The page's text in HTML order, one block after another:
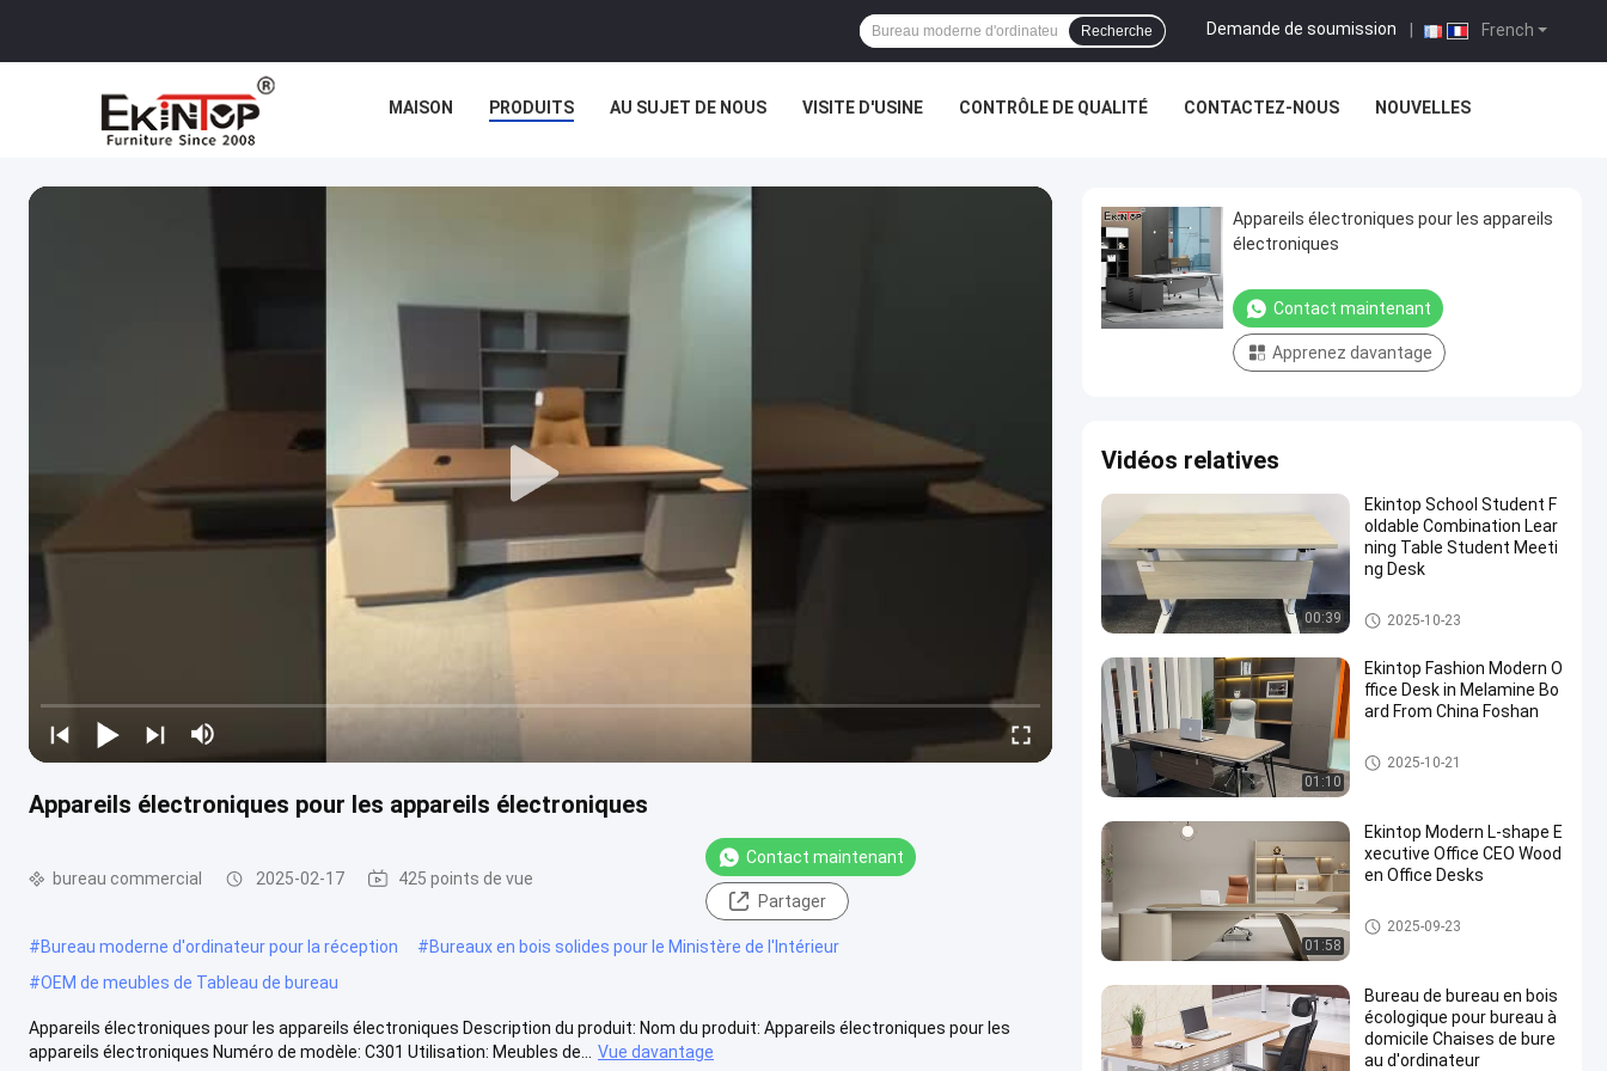
French
Demande de soumission
Recherche
MAISON PRODUITS AU SUJET DE NOUS VISITE D'USINE CONTRÔLE DE QUALITÉ CONTACTEZ-NOUS NOUVELLES
Appareils électroniques pour les appareils électroniques
bureau commercial 2025-02-17 425 points de vue
Contact maintenant
Partager
#Bureau moderne d'ordinateur pour la réception #Bureaux en bois solides pour le Ministère de l'Intérieur
#OEM de meubles de Tableau de bureau
Appareils électroniques pour les appareils électroniques Description du produit: Nom du produit: Appareils électroniques pour les
appareils électroniques Numéro de modèle: C301 Utilisation: Meubles de...
Vue davantage
Appareils électroniques pour les appareils
électroniques
Contact maintenant
Apprenez davantage
Vidéos relatives
00:39
Ekintop School Student F
oldable Combination Lear
ning Table Student Meeti
ng Desk
bureau commercial
2025-10-23
01:10
Ekintop Fashion Modern O
ffice Desk in Melamine Bo
ard From China Foshan
bureau commercial
2025-10-21
01:58
Ekintop Modern L-shape E
xecutive Office CEO Wood
en Office Desks
bureau commercial
2025-09-23
Bureau de bureau en bois
écologique pour bureau à
domicile Chaises de bure
au d'ordinateur